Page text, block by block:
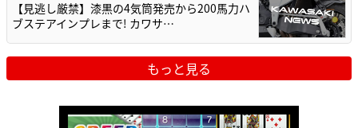
【見逃し厳禁】漆黒の4気筒発売から200馬力ハ
ブステアインプレまで! カワサ…
もっと見る